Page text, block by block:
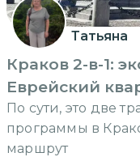
Татьяна
Краков 2-в-1:
Еврейский
По сути, это две
программы в
маршрут